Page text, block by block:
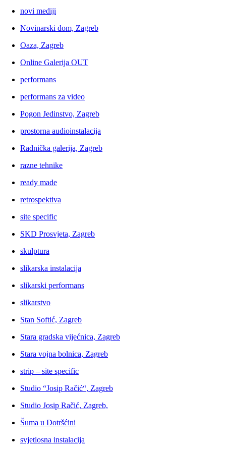
novi mediji
Novinarski dom, Zagreb
Oaza, Zagreb
Online Galerija OUT
performans
performans za video
Pogon Jedinstvo, Zagreb
prostorna audioinstalacija
Radnička galerija, Zagreb
razne tehnike
ready made
retrospektiva
site specific
SKD Prosvjeta, Zagreb
skulptura
slikarska instalacija
slikarski performans
slikarstvo
Stan Softić, Zagreb
Stara gradska vijećnica, Zagreb
Stara vojna bolnica, Zagreb
strip – site specific
Studio “Josip Račić“, Zagreb
Studio Josip Račić, Zagreb,
Šuma u Dotršćini
svjetlosna instalacija